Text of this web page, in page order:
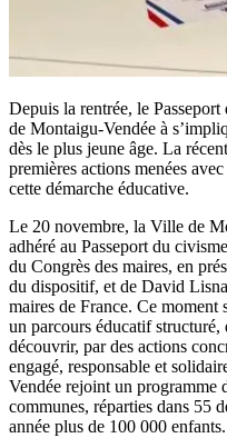
Depuis la rentrée, le
de Montaigu-Vendée à
dès le plus jeune âge. La
premières actions menées
cette démarche éducative.
Le 20 novembre, la Ville de
adhéré au Passeport du
du Congrès des maires, en
du dispositif, et de David
maires de France. Ce moment
un parcours éducatif structuré,
découvrir, par des actions
engagé, responsable et
Vendée rejoint un programme
communes, réparties dans 55
année plus de 100 000 enfants.